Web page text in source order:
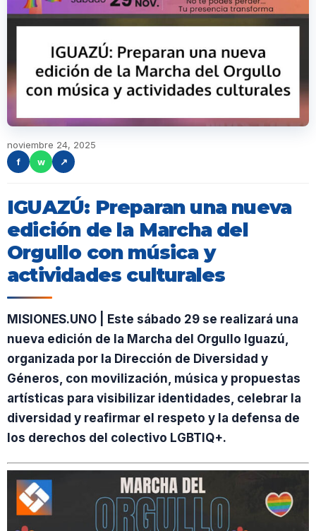
noviembre 24, 2025
f
w ↗
IGUAZÚ: Preparan una nueva
edición de la Marcha del
Orgullo con música y
actividades culturales
MISIONES.UNO | Este sábado 29 se realizará una
nueva edición de la Marcha del Orgullo Iguazú,
organizada por la Dirección de Diversidad y
Géneros, con movilización, música y propuestas
artísticas para visibilizar identidades, celebrar la
diversidad y reafirmar el respeto y la defensa de
los derechos del colectivo LGBTIQ+.